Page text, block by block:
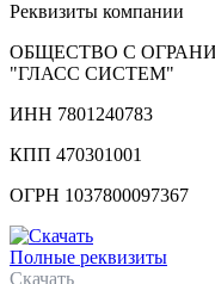
Реквизиты компании
ОБЩЕСТВО С
"ГЛАСС СИСТЕМ"
ИНН 7801240783
КПП 470301001
ОГРН 1037800097367
Полные реквизиты
Скачать